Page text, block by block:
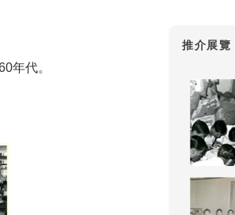
年代。
推介展覽